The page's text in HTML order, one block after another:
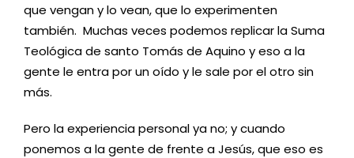
que vengan y lo vean, que lo experimenten
también. Muchas veces podemos replicar la Suma
Teológica de santo Tomás de Aquino y eso a la
gente le entra por un oído y le sale por el otro sin
más.
Pero la experiencia personal ya no; y cuando
ponemos a la gente de frente a Jesús, que eso es